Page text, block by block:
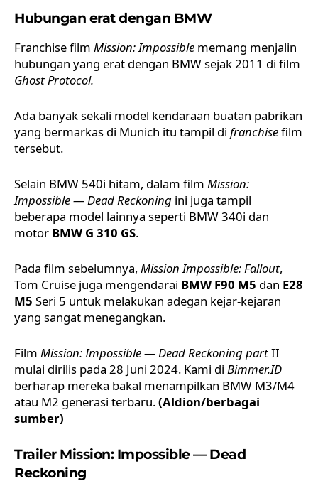
Hubungan erat dengan BMW
Franchise film Mission: Impossible memang menjalin
hubungan yang erat dengan BMW sejak 2011 di film
Ghost Protocol.
Ada banyak sekali model kendaraan buatan pabrikan
yang bermarkas di Munich itu tampil di franchisefilm
tersebut.
Selain BMW 540i hitam, dalam film Mission:
Impossible — Dead Reckoning ini juga tampil
beberapa model lainnya seperti BMW 340i dan
motor BMW G 310 GS.
Pada film sebelumnya, Mission Impossible: Fallout,
Tom Cruise juga mengendarai BMW F90 M5 dan E28
M5 Seri 5 untuk melakukan adegan kejar-kejaran
yang sangat menegangkan.
Film Mission: Impossible — Dead Reckoning partII
mulai dirilis pada 28 Juni 2024. Kami di Bimmer.ID
berharap mereka bakal menampilkan BMW M3/M4
atau M2 generasi terbaru.(Aldion/berbagai
sumber)
Trailer Mission: Impossible — Dead
Reckoning